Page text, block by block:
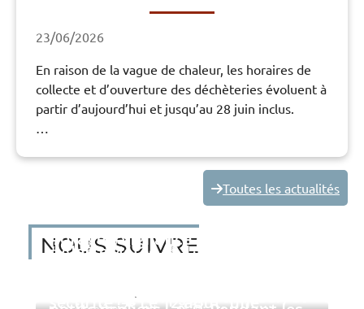
23/06/2026
En raison de la vague de chaleur, les horaires de
collecte et d’ouverture des déchèteries évoluent à
partir d’aujourd’hui et jusqu’au 28 juin inclus.
…
Toutes les actualités
Nous suivre